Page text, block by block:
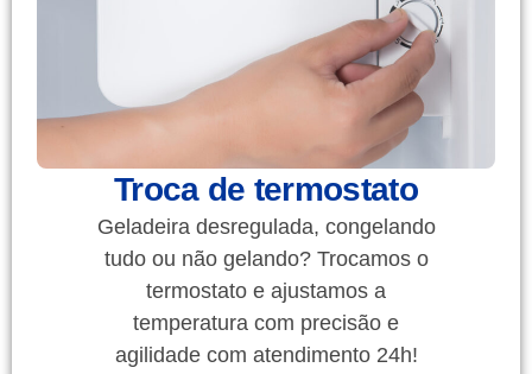
Troca de termostato
Geladeira desregulada, congelando
tudo ou não gelando? Trocamos o
termostato e ajustamos a
temperatura com precisão e
agilidade com atendimento 24h!